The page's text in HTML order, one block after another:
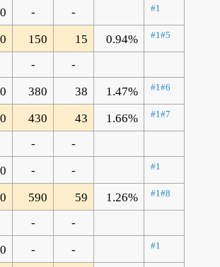
- - #1
150 15 0.94% #1#5
- -
380 38 1.47% #1#6
430 43 1.66% #1#7
- -
- - #1
590 59 1.26% #1#8
- -
- - #1